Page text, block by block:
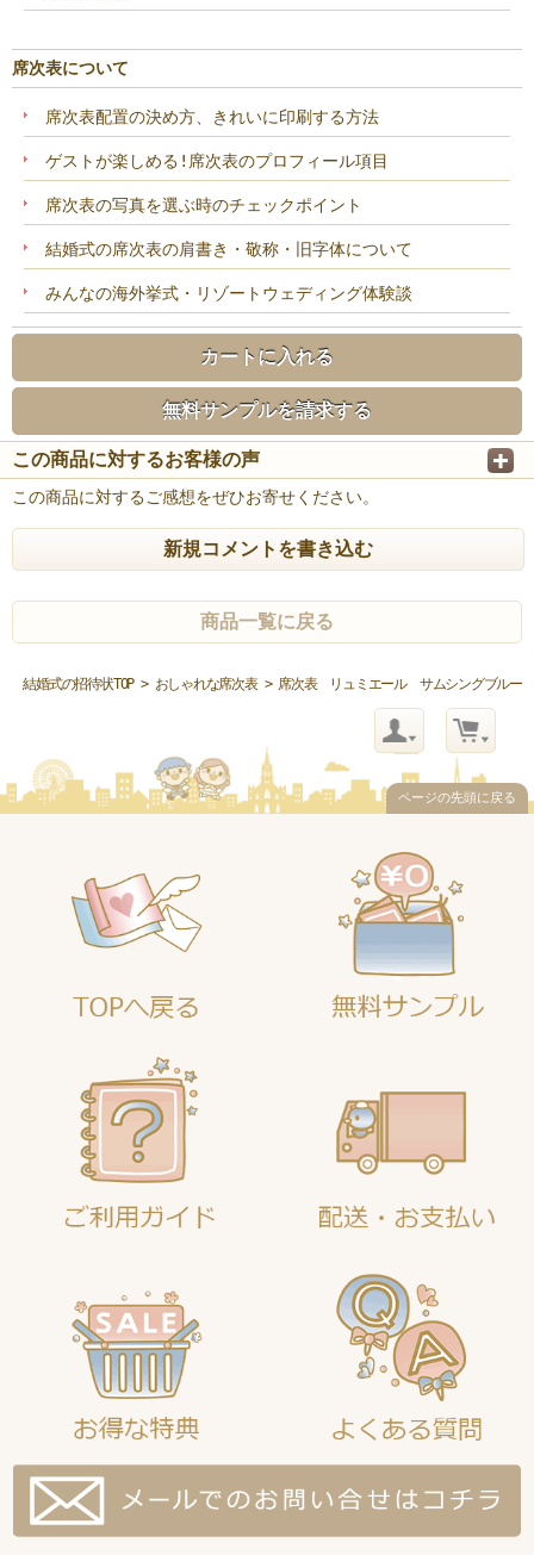
席次表について
席次表配置の決め方、きれいに印刷する方法
ゲストが楽しめる!席次表のプロフィール項目
席次表の写真を選ぶ時のチェックポイント
結婚式の席次表の肩書き・敬称・旧字体について
みんなの海外挙式・リゾートウェディング体験談
カートに入れる
無料サンプルを請求する
この商品に対するお客様の声
この商品に対するご感想をぜひお寄せください。
新規コメントを書き込む
商品一覧に戻る
結婚式の招待状TOP> おしゃれな席次表> 席次表 リュミエール サムシングブルー
ページの先頭に戻る